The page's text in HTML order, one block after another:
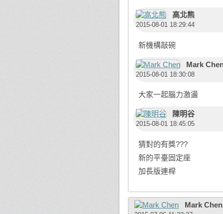
高北熊
2015-08-01 18:29:44
新機構敲碗
Mark
2015-08-01 18:30:08
大家一起腦力激盪
陳明谷
2015-08-01 18:45:05
猜對的有獎???
新的平臺固定座
加長版連桿
Mark Chen